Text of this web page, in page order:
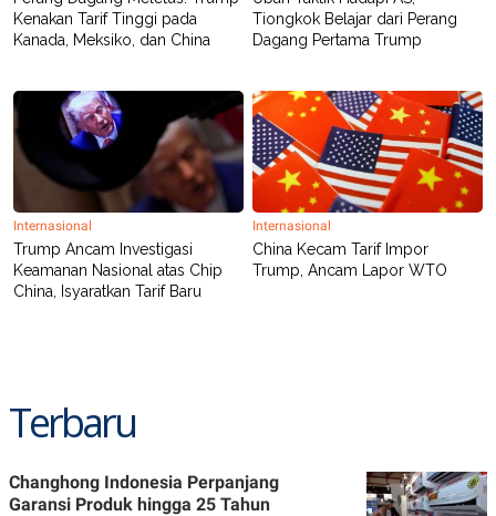
Kenakan Tarif Tinggi pada
Kanada, Meksiko, dan China
Tiongkok Belajar dari Perang
Dagang Pertama Trump
Internasional
Trump Ancam Investigasi
Keamanan Nasional atas Chip
China, Isyaratkan Tarif Baru
Internasional
China Kecam Tarif Impor
Trump, Ancam Lapor WTO
Terbaru
Changhong Indonesia Perpanjang
Garansi Produk hingga 25 Tahun